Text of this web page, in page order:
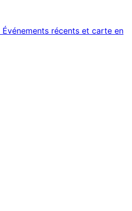
Événements récents et carte en